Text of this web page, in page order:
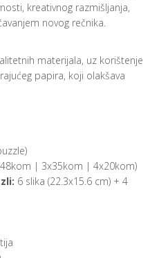
kreativnog razmišljanja,
novog rečnika.
materijala, uz korištenje
papira, koji olakšava
| 3x35kom | 4x20kom)
6 slika (22.3x15.6 cm) + 4